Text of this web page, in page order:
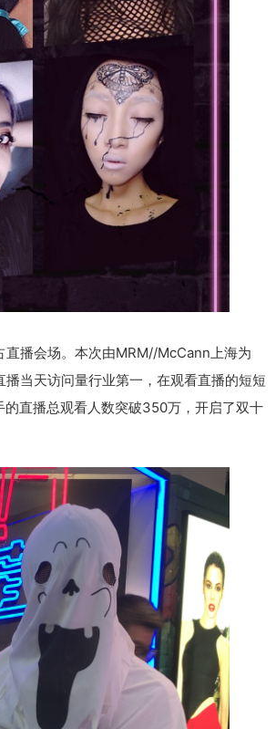
播会场。本次由MRM//McCann上海为
当天访问量行业第一，在观看直播的短短
直播总观看人数突破350万，开启了双十